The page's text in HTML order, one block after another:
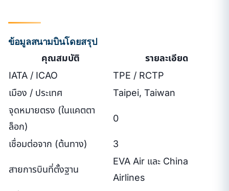
ข้อมูลสนามบินโดยสรุป
คุณสมบัติ
รายละเอียด
IATA / ICAO
TPE / RCTP
เมือง / ประเทศ
Taipei, Taiwan
จุดหมายตรง (ในแคตตา
ล็อก)
0
เชื่อมต่อจาก (ต้นทาง) 3
สายการบินที่ตั้งฐาน
EVA Air และ China
Airlines